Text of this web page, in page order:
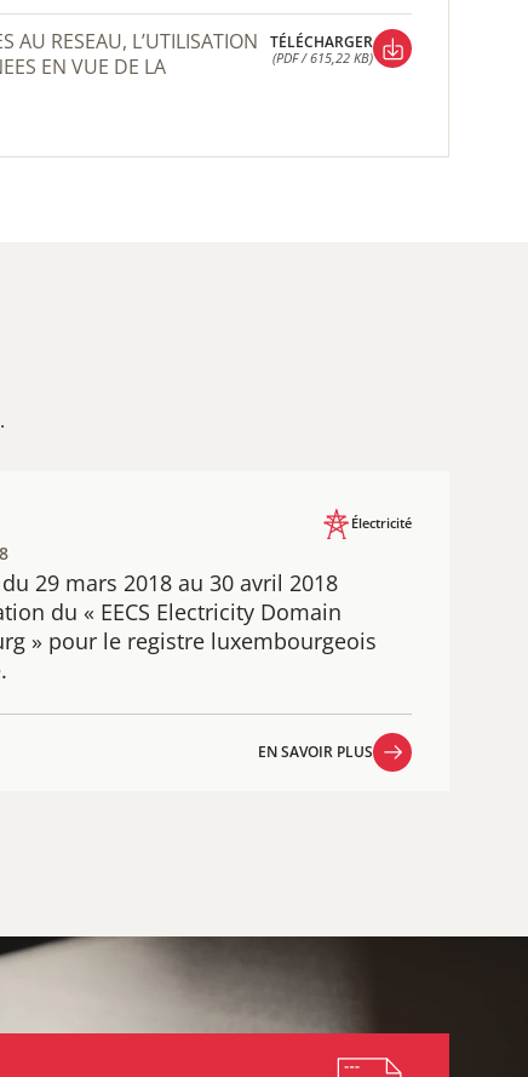
EN VUE DE LA
TÉLÉCHARGER
(PDF / 615,22 KB)
29 mars 2018 au 30 avril 2018
du « EECS Electricity Domain
» pour le registre luxembourgeois
Électricité
EN SAVOIR PLUS